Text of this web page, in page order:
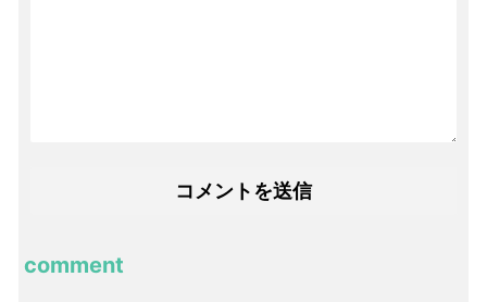
comment